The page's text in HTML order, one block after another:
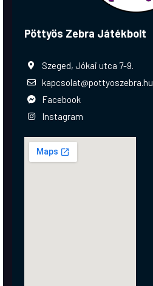
Pöttyös Zebra Játékbolt
Szeged, Jókai utca 7-9.
kapcsolat@pottyoszebra.hu
Facebook
Instagram